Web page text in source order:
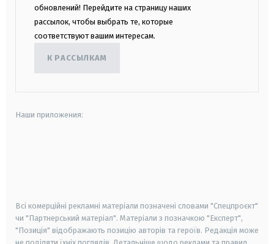
обновлений! Перейдите на страницу наших
рассылок, чтобы выбрать те, которые
соответствуют вашим интересам.
К РАССЫЛКАМ
Наши приложения:
Всі комерційні рекламні матеріали позначені словами "Спецпроєкт"
чи "Партнерський матеріал". Матеріали з позначкою "Експерт",
"Позиція" відображають позицію авторів та героїв. Редакція може